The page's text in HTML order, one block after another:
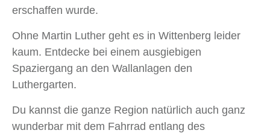
erschaffen wurde.
Ohne Martin Luther geht es in Wittenberg leider
kaum. Entdecke bei einem ausgiebigen
Spaziergang an den Wallanlagen den
Luthergarten.
Du kannst die ganze Region natürlich auch ganz
wunderbar mit dem Fahrrad entlang des